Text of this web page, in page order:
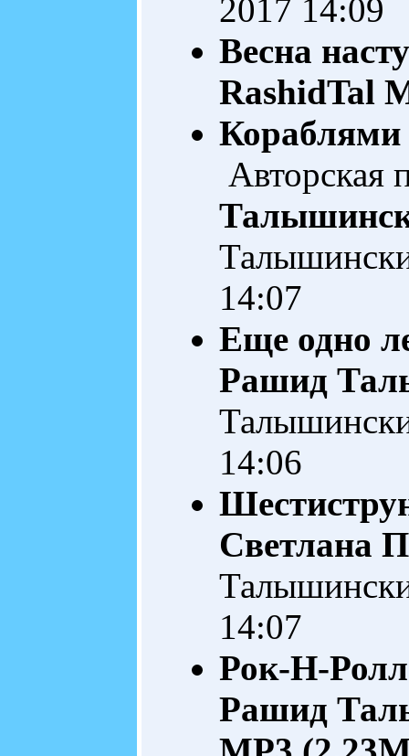
2017 14:09
Весна
RashidTal
Авторская
14:07
Еще одно
Рашид
14:06
Светлана
14:07
Рок-Н-Ролл
Рашид